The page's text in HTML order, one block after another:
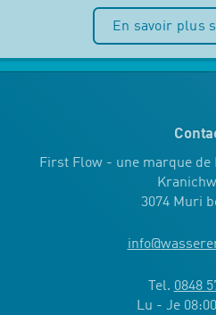
En savoir plus
First Flow - une marque de
3074 Muri
info@
Tel. 0848
Lu - Je